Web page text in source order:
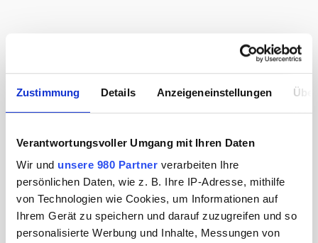
Zustimmung Details Anzeigeneinstellungen
Verantwortungsvoller Umgang mit Ihren Daten
Wir und unsere 980 Partner verarbeiten Ihre
persönlichen Daten, wie z. B. Ihre IP-Adresse, mithilfe
von Technologien wie Cookies, um Informationen auf
Ihrem Gerät zu speichern und darauf zuzugreifen und so
personalisierte Werbung und Inhalte, Messungen von
DEINE E-MAIL-ADRESSE (*)
DEINE NACHRICHT (*)